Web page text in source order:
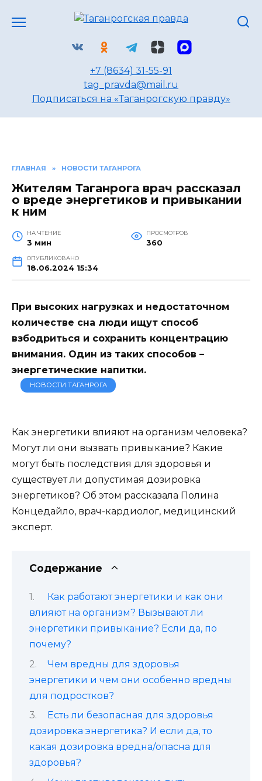
+7 (8634) 31-55-91
tag_pravda@mail.ru
Подписаться на «Таганрогскую правду»
ГЛАВНАЯ » НОВОСТИ ТАГАНРОГА
Жителям Таганрога врач рассказал
о вреде энергетиков и привыкании
к ним
НА ЧТЕНИЕ
3 мин
ПРОСМОТРОВ
360
ОПУБЛИКОВАНО
18.06.2024 15:34
При высоких нагрузках и недостаточном
количестве сна люди ищут способ
взбодриться и сохранить концентрацию
внимания. Один из таких способов –
энергетические напитки.
НОВОСТИ ТАГАНРОГА
Как энергетики влияют на организм человека?
Могут ли они вызвать привыкание? Какие
могут быть последствия для здоровья и
существует ли допустимая дозировка
энергетиков? Об этом рассказала Полина
Концедайло, врач-кардиолог, медицинский
эксперт.
Содержание
Как работают энергетики и как они
влияют на организм? Вызывают ли
энергетики привыкание? Если да, по
почему?
Чем вредны для здоровья
энергетики и чем они особенно вредны
для подростков?
Есть ли безопасная для здоровья
дозировка энергетика? И если да, то
какая дозировка вредна/опасна для
здоровья?